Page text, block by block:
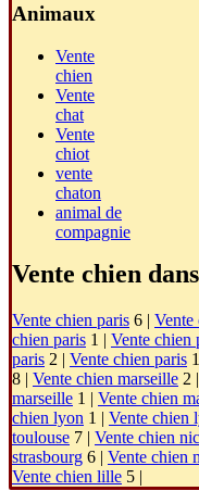
Animaux
Vente
chien
Vente
chat
Vente
chiot
vente
chaton
animal de
compagnie
Vente chien
Vente chien paris 6 | Vente
chien paris 1 | Vente chien
paris 2 | Vente chien paris
8 | Vente chien marseille 2 |
marseille 1 | Vente chien
chien lyon 1 | Vente chien
toulouse 7 | Vente chien
strasbourg 6 | Vente chien
Vente chien lille 5 |